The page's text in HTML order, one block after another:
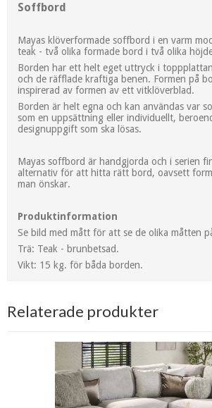
Soffbord
Mayas klöverformade soffbord i en varm
teak - två olika formade bord i två olika
Borden har ett helt eget uttryck i
och de räfflade kraftiga benen. Formen på
inspirerad av formen av ett vitklöverblad.
Borden är helt egna och kan användas var
som en uppsättning eller individuellt,
designuppgift som ska lösas.
Mayas soffbord är handgjorda och i serien
alternativ för att hitta rätt bord, oavsett
man önskar.
Produktinformation
Se bild med mått för att se de olika måtten
Trä: Teak - brunbetsad.
Vikt: 15 kg. för båda borden.
Relaterade produkter